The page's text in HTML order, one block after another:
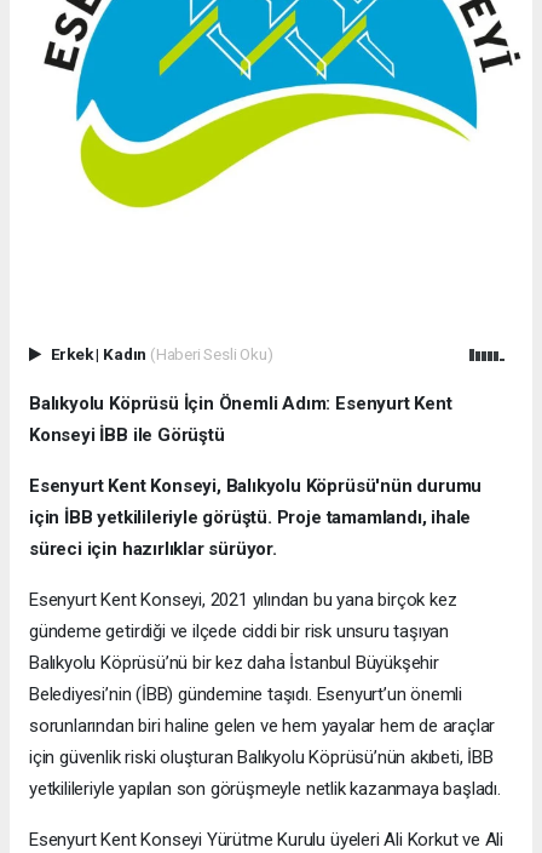
Erkek| Kadın (Haberi Sesli Oku)
Balıkyolu Köprüsü İçin Önemli Adım: Esenyurt Kent
Konseyi İBB ile Görüştü
Esenyurt Kent Konseyi, Balıkyolu Köprüsü'nün durumu
için İBB yetkilileriyle görüştü. Proje tamamlandı, ihale
süreci için hazırlıklar sürüyor.
Esenyurt Kent Konseyi, 2021 yılından bu yana birçok kez
gündeme getirdiği ve ilçede ciddi bir risk unsuru taşıyan
Balıkyolu Köprüsü’nü bir kez daha İstanbul Büyükşehir
Belediyesi’nin (İBB) gündemine taşıdı. Esenyurt’un önemli
sorunlarından biri haline gelen ve hem yayalar hem de araçlar
için güvenlik riski oluşturan Balıkyolu Köprüsü’nün akıbeti, İBB
yetkilileriyle yapılan son görüşmeyle netlik kazanmaya başladı.
Esenyurt Kent Konseyi Yürütme Kurulu üyeleri Ali Korkut ve Ali